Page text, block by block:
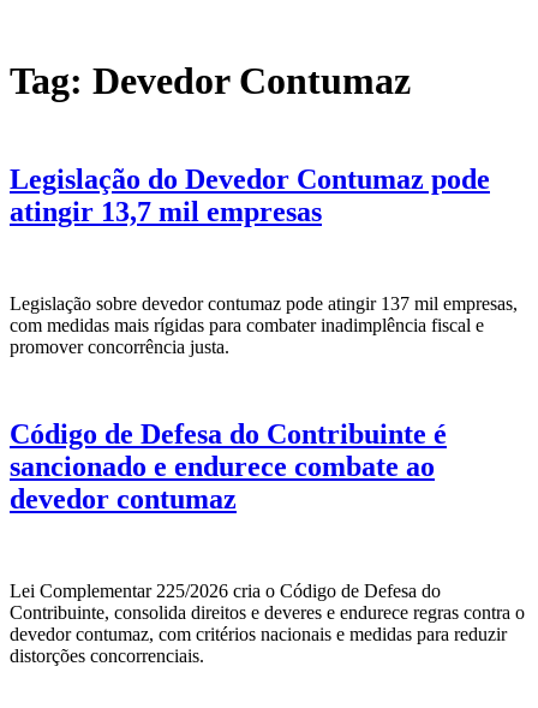
Tag: Devedor Contumaz
Legislação do Devedor Contumaz pode
atingir 13,7 mil empresas
Legislação sobre devedor contumaz pode atingir 137 mil empresas,
com medidas mais rígidas para combater inadimplência fiscal e
promover concorrência justa.
Código de Defesa do Contribuinte é
sancionado e endurece combate ao
devedor contumaz
Lei Complementar 225/2026 cria o Código de Defesa do
Contribuinte, consolida direitos e deveres e endurece regras contra o
devedor contumaz, com critérios nacionais e medidas para reduzir
distorções concorrenciais.